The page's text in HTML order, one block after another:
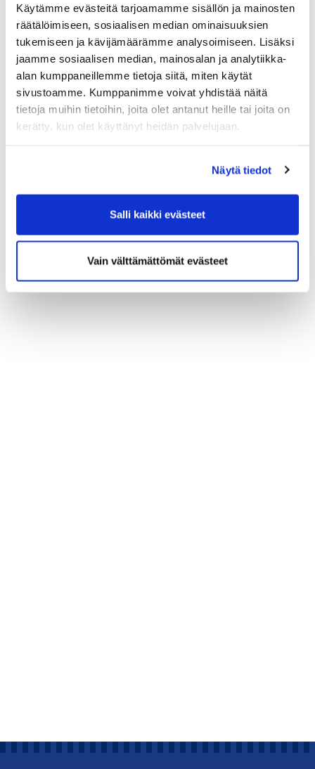
Käytämme evästeitä tarjoamamme sisällön ja mainosten
räätälöimiseen, sosiaalisen median ominaisuuksien
tukemiseen ja kävijämäärämme analysoimiseen. Lisäksi
jaamme sosiaalisen median, mainosalan ja analytiikka-
alan kumppaneillemme tietoja siitä, miten käytät
sivustoamme. Kumppanimme voivat yhdistää näitä
tietoja muihin tietoihin, joita olet antanut heille tai joita on
kerätty, kun olet käyttänyt heidän palvelujaan.
Näytä tiedot
Salli kaikki evästeet
Vain välttämättömät evästeet
Olen lukenut tietosuojaselosteen ja
hyväksyn henkilötietojeni käsittelyn (*)
(*) Tieto on pakollinen